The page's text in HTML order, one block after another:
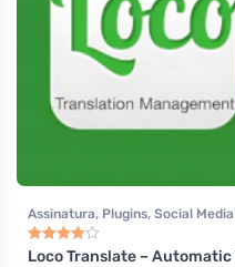
Assinatura, Plugins, Social
Loco Translate –